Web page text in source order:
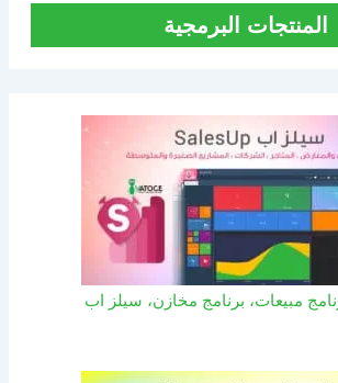
المنتجات البرمجية
مبيعات، برنامج مخازن، سيلز اب